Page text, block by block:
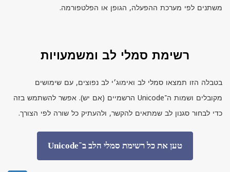
משתנים לפי מערכת ההפעלה, הגופן או הפלטפורמה.
רשימת סמלי לב ומשמעויות
בטבלה הזו תמצאו סמלי לב ואימוג׳י לב נפוצים, עם שימושים
מקובלים ושמות ה־Unicode הרשמיים (אם יש). אפשר להשתמש בזה
כדי לבחור סגנון לב שמתאים להקשר, ולהעתיק כל שורה לפי הצורך.
טען את כל רשימת סמלי הלב ב־Unicode